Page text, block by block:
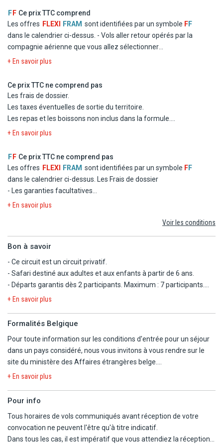
La présence d'un guide accompagnateur local francophone.
Les entrées et visites prévues selon programme.
La taxe de séjour.
F F Ce prix TTC comprend
Les offres FLEXI FRAM sont identifiées par un symbole FF
dans le calendrier ci-dessus. - Vols aller retour opérés par la
compagnie aérienne que vous allez sélectionner
- Logement en chambre double standard dans les hôtels
- La formule Pension Complète
- Les taxes d'aéroport et de solidarité
- Le transfert
+ En savoir plus
Ce prix TTC ne comprend pas
Les frais de dossier.
Les taxes éventuelles de sortie du territoire.
Les repas et les boissons non inclus dans la formule.
Les dépenses d'ordre personnel
au programme.
Les repas éventuels aux escales.
Les garanties assistance, rapatriement, frais médicaux et
d'hospitalisation, assistance juridique et pénale.
+ En savoir plus
F F Ce prix TTC ne comprend pas
Les offres FLEXI FRAM sont identifiées par un symbole FF
dans le calendrier ci-dessus.
Les Frais de dossier
- Les garanties facultatives
- Les autres repas et les boissons
+ En savoir plus
Voir les conditions
Bon à savoir
- Ce circuit est un circuit privatif.
- Safari destiné aux adultes et aux enfants à partir de 6 ans.
- Départs garantis dès 2 participants. Maximum : 7 participants.
- Guide local francophone / Chauffeur local francophone.
circuit. Le véhicule a une capacité maximale de 7 personnes.
- Repas en formule Pension Complète du petit-déjeuner du jour 2
au petit-déjeuner du jour 7. Les boissons ainsi que l'eau ne sont
pas comprises durant les repas. L'eau minérale à volonté n'est
incluse que dans les véhicules de safari.
enregistrement anticipé est demandé, sous réserve d'occupation
peuvent faire une excursion au Giraffe Center pour nourrir les
girafes, moyennant des frais supplémentaires avant leur arrivée à
+ En savoir plus
Formalités Belgique
Pour toute information sur les conditions d'entrée pour un séjour
dans un pays considéré, nous vous invitons à vous rendre sur le
site du ministère des Affaires étrangères belge.
https://diplomatie.belgium.be/fr/Services/voyager_a_letranger/
+ En savoir plus
Pour info
Tous horaires de vols communiqués avant réception de votre
convocation ne peuvent l'être qu'à titre indicatif.
Dans tous les cas, il est impératif que vous attendiez la réception